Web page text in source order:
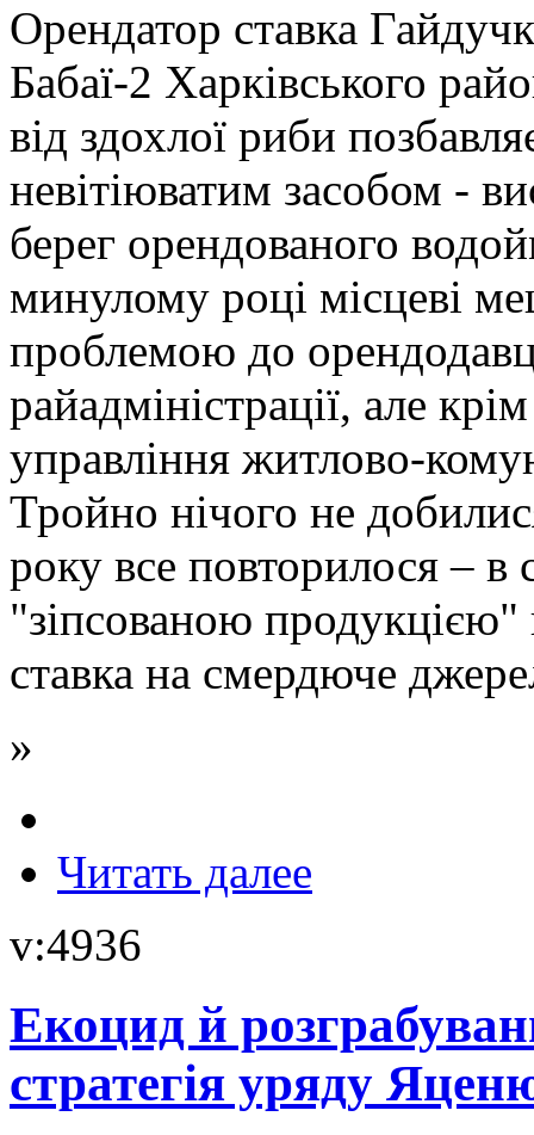
Орендатор ставка
Бабаї-2 Харківського
від здохлої риби
невітіюватим засобом -
берег орендованого
минулому році місцеві
проблемою до
райадміністрації, але
управління житлово-
Тройно нічого не
року все повторилося – в
"зіпсованою
ставка на смердюче
»
Читать далее
v:4936
Екоцид й
стратегія уряду